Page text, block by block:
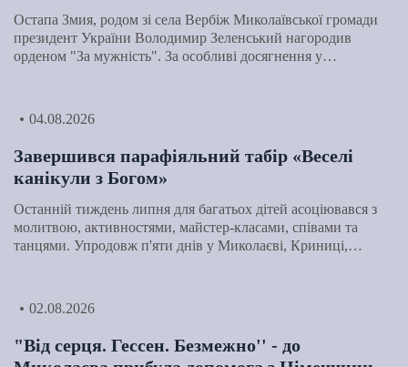
Остапа Змия, родом зі села Вербіж Миколаївської громади
президент України Володимир Зеленський нагородив
орденом "За мужність". За особливі досягнення у…
04.08.2026
Завершився парафіяльний табір «Веселі
канікули з Богом»
Останній тиждень липня для багатьох дітей асоціювався з
молитвою, активностями, майстер-класами, співами та
танцями. Упродовж п'яти днів у Миколаєві, Криниці,…
02.08.2026
"Від серця. Гессен. Безмежно'' - до